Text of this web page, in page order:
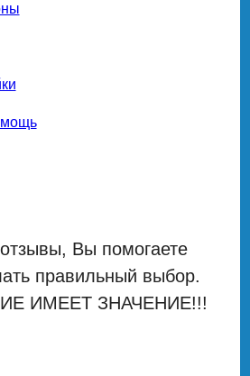
Вы помогаете
правильный выбор.
ИМЕЕТ ЗНАЧЕНИЕ!!!